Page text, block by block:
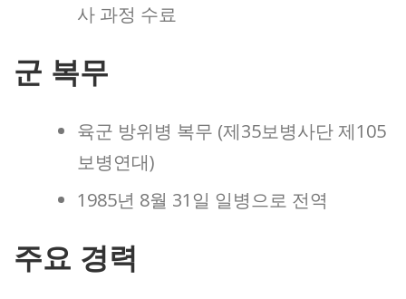
사 과정 수료
군 복무
육군 방위병 복무 (제35보병사단 제105
보병연대)
1985년 8월 31일 일병으로 전역
주요 경력